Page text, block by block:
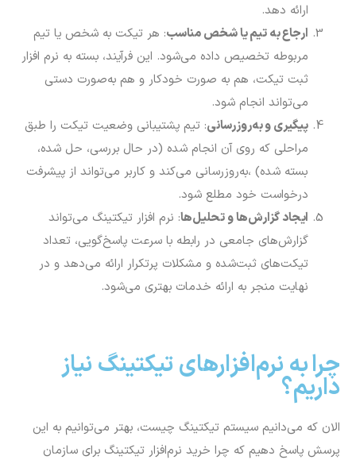
ارائه دهد.
ارجاع به تیم یا شخص مناسب: هر تیکت به شخص یا تیم
مربوطه تخصیص داده می‌شود. این فرآیند، بسته به نرم افزار
ثبت تیکت، هم به ‌صورت خودکار و هم به‌صورت دستی
می‌تواند انجام شود.
پیگیری و به‌روزرسانی: تیم پشتیبانی وضعیت تیکت را طبق
مراحلی که روی آن انجام شده (در حال بررسی، حل شده،
بسته شده) ،به‌روزرسانی می‌کند و کاربر می‌تواند از پیشرفت
درخواست خود مطلع شود.
ایجاد گزارش‌ها و تحلیل‌ها: نرم افزار تیکتینگ می‌تواند
گزارش‌های جامعی در رابطه با سرعت پاسخ‌گویی، تعداد
تیکت‌های ثبت‌شده و مشکلات پرتکرار ارائه می‌دهد و در
نهایت منجر به ارائه خدمات بهتری می‌شود.
چرا به نرم‌افزارهای تیکتینگ نیاز
داریم؟
الان که می‌دانیم سیستم تیکتینگ چیست، بهتر می‌توانیم به این
پرسش پاسخ دهیم که چرا خرید نرم‌افزار تیکتینگ برای سازمان